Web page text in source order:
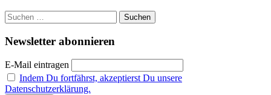
Suchen
nach:
Newsletter abonnieren
E-Mail eintragen
Indem Du fortfährst, akzeptierst Du unsere
Datenschutzerklärung.